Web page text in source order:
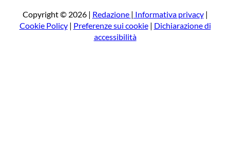
a
Copyright © 2026 | Redazione | Informativa privacy|
Cookie Policy| Preferenze sui cookie| Dichiarazione di
accessibilità